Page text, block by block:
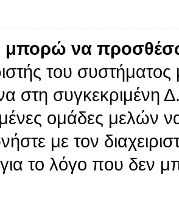
μπορώ να
του
στη συγκεκριμένη
ομάδες μελών
με τον
για το λόγο που δεν